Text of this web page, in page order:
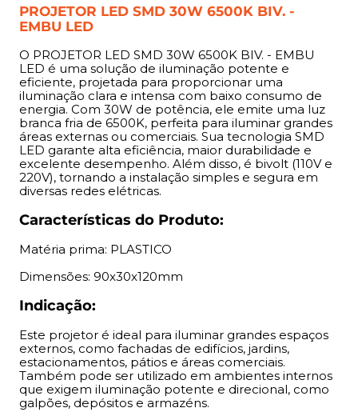
Indicação:
Este projetor é ideal para iluminar grandes espaços
externos, como fachadas de edifícios, jardins,
estacionamentos, pátios e áreas comerciais. Também
pode ser utilizado em ambientes internos que exigem
iluminação potente e direcional, como galpões,
depósitos e armazéns.
Benefícios:
excelente economia de energia, consumindo apenas
para ambientes que necessitam de alta luminosidade.
Sua tecnologia SMD LED proporciona uma vida útil
frequentes e promovendo uma solução mais
econômica e durável. A base bivolt (110V e 220V) oferece
flexibilidade na instalação, adaptando-se facilmente a
diferentes redes elétricas. Ideal para quem busca
eficiência e qualidade em iluminação externa e grandes
áreas.
PROJETOR LED SMD 30W 6500K BIV. -
EMBU LED
O PROJETOR LED SMD 30W 6500K BIV. - EMBU
LED é uma solução de iluminação potente e
eficiente, projetada para proporcionar uma
iluminação clara e intensa com baixo consumo de
energia. Com 30W de potência, ele emite uma luz
branca fria de 6500K, perfeita para iluminar grandes
áreas externas ou comerciais. Sua tecnologia SMD
LED garante alta eficiência, maior durabilidade e
excelente desempenho. Além disso, é bivolt (110V e
220V), tornando a instalação simples e segura em
diversas redes elétricas.
Características do Produto:
Matéria prima: PLASTICO
Dimensões: 90x30x120mm
Indicação:
Este projetor é ideal para iluminar grandes espaços
externos, como fachadas de edifícios, jardins,
estacionamentos, pátios e áreas comerciais.
Também pode ser utilizado em ambientes internos
que exigem iluminação potente e direcional, como
galpões, depósitos e armazéns.